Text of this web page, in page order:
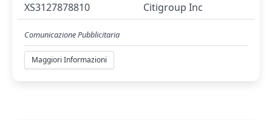
XS3127878810 Citigroup Inc
Comunicazione Pubblicitaria
Maggiori Informazioni